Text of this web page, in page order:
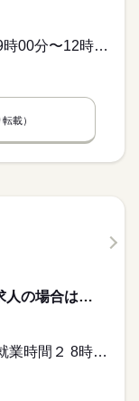
交替制（シフト制） 就業時間１ 9時00分〜12時30分 就業時間２ 13時30分〜18時30分 就業時間に関する特記事項 パート時間は午前もしくは午後です。
載）
1,800円〜2,500円 ※フルタイム求人の場合は月額（換算額）、パート求人の場合は時間額を表示しています。
就業時間１ 8時30分〜12時30分 就業時間２ 8時30分〜16時00分 又は 8時30分〜18時00分の時間の間の6時間程度 就業時間に関する特記事項 ※上記の就業時間はあくまでも例えです。